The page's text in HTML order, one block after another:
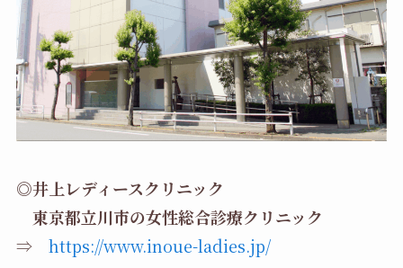
◎井上レディースクリニック
東京都立川市の女性総合診療クリニック
⇒ https://www.inoue-ladies.jp/